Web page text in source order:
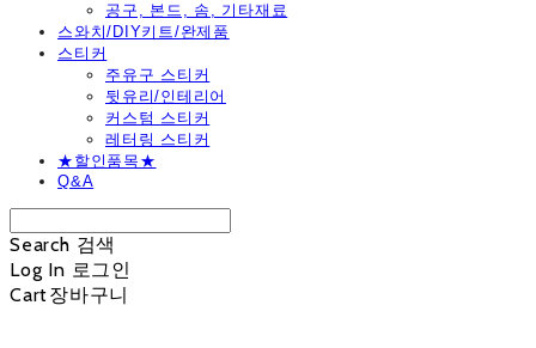
공구, 본드, 솜, 기타재료
스와치/DIY키트/완제품
스티커
주유구 스티커
뒷유리/인테리어
커스텀 스티커
레터링 스티커
★할인품목★
Q&A
Search 검색
Log In 로그인
Cart장바구니